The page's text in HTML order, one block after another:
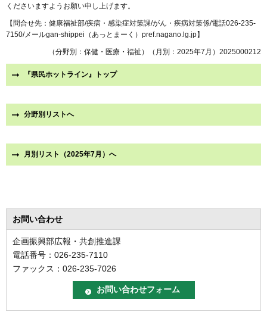
くださいますようお願い申し上げます。
【問合せ先：健康福祉部/疾病・感染症対策課/がん・疾病対策係/電話026-235-
7150/メールgan-shippei（あっとまーく）pref.nagano.lg.jp】
（分野別：保健・医療・福祉）（月別：2025年7月）2025000212
『県民ホットライン』トップ
分野別リストへ
月別リスト（2025年7月）へ
お問い合わせ
企画振興部広報・共創推進課
電話番号：026-235-7110
ファックス：026-235-7026